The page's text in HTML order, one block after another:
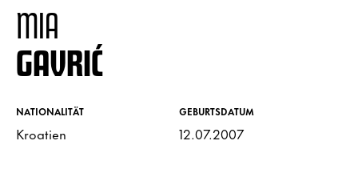
MIA
GAVRIĆ
NATIONALITÄT
Kroatien
GEBURTSDATUM
12.07.2007